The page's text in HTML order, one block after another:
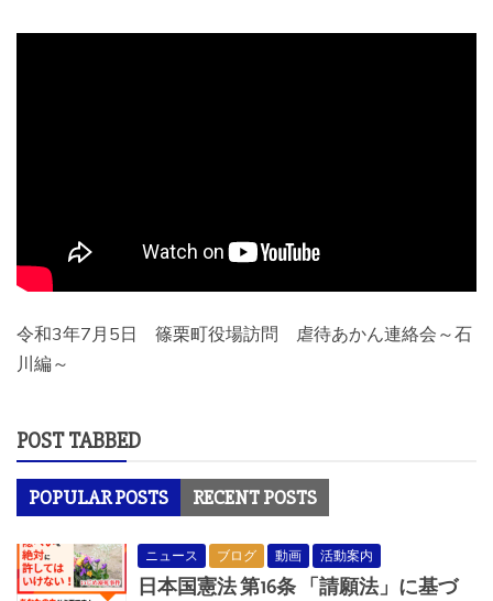
令和3年7月5日 篠栗町役場訪問 虐待あかん連絡会～石
川編～
POST TABBED
POPULAR POSTS RECENT POSTS
ニュース ブログ 動画 活動案内
日本国憲法 第16条 「請願法」に基づ